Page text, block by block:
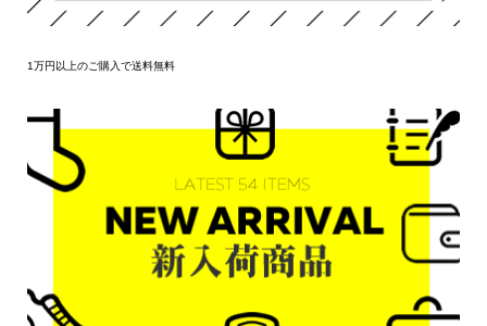
1万円以上のご購入で送料無料